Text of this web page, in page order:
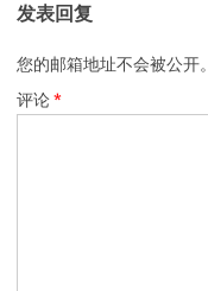
发表回复
您的邮箱地址不会被公开。
评论*